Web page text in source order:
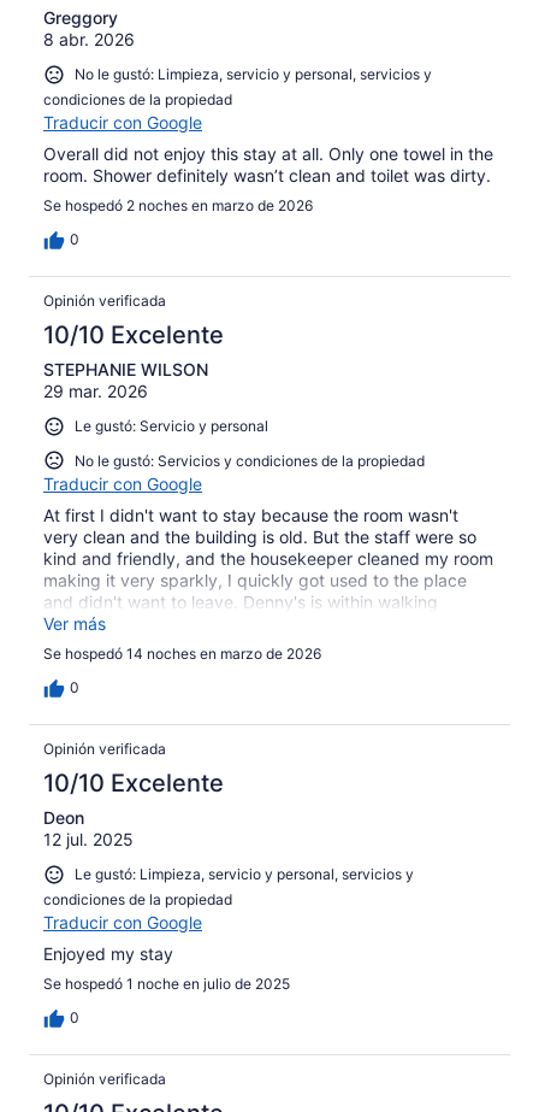
Greggory
8 abr. 2026
No le gustó: Limpieza, servicio y personal, servicios y
condiciones de la propiedad
Traducir con Google
Overall did not enjoy this stay at all. Only one towel in the
room. Shower definitely wasn’t clean and toilet was dirty.
Se hospedó 2 noches en marzo de 2026
0
Opinión verificada
10/10 Excelente
STEPHANIE WILSON
29 mar. 2026
Le gustó: Servicio y personal
No le gustó: Servicios y condiciones de la propiedad
Traducir con Google
At first I didn't want to stay because the room wasn't
very clean and the building is old. But the staff were so
kind and friendly, and the housekeeper cleaned my room
making it very sparkly, I quickly got used to the place
and didn't want to leave. Denny's is within walking
distance. Give it a chance, it may surprise you.
Ver más
Se hospedó 14 noches en marzo de 2026
0
Opinión verificada
10/10 Excelente
Deon
12 jul. 2025
Le gustó: Limpieza, servicio y personal, servicios y
condiciones de la propiedad
Traducir con Google
Enjoyed my stay
Se hospedó 1 noche en julio de 2025
0
Opinión verificada